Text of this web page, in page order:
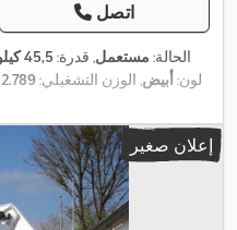
اتصل
الحالة: مستعمل, قدرة: 45,5 كيلوواط (61,86 حصان)
لون: أبيض, الوزن التشغيلي:2.789 كجم
984 h , معدات:الهيدروليكا, تكييف
الهواء, كابينة, كمبيوتر على متن
إعلان صغير